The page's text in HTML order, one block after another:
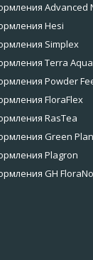
Advanced
Hesi
Simplex
Terra
Powder
FloraFlex
RasTea
Green
Plagron
GH